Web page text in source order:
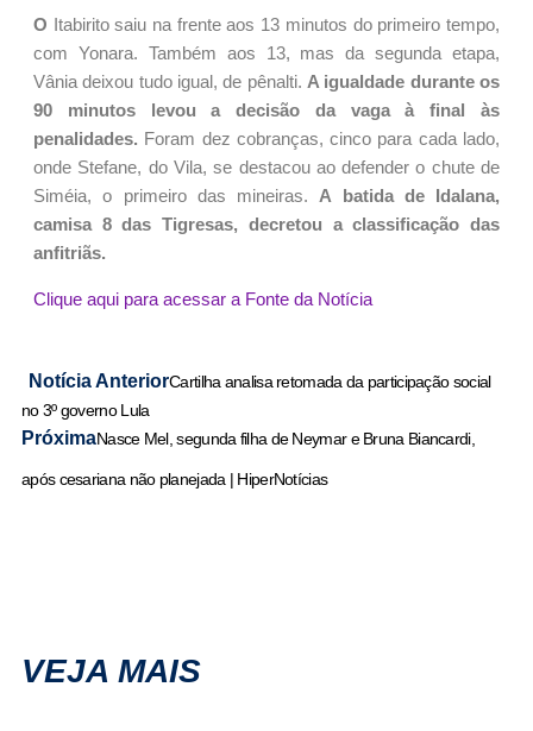
O Itabirito saiu na frente aos 13 minutos do primeiro tempo,
com Yonara. Também aos 13, mas da segunda etapa,
Vânia deixou tudo igual, de pênalti. A igualdade durante os
90 minutos levou a decisão da vaga à final às
penalidades. Foram dez cobranças, cinco para cada lado,
onde Stefane, do Vila, se destacou ao defender o chute de
Siméia, o primeiro das mineiras. A batida de Idalana,
camisa 8 das Tigresas, decretou a classificação das
anfitriãs.
Clique aqui para acessar a Fonte da Notícia
Notícia AnteriorCartilha analisa retomada da participação social
no 3º governo Lula
PróximaNasce Mel, segunda filha de Neymar e Bruna Biancardi,
após cesariana não planejada | HiperNotícias
VEJA MAIS